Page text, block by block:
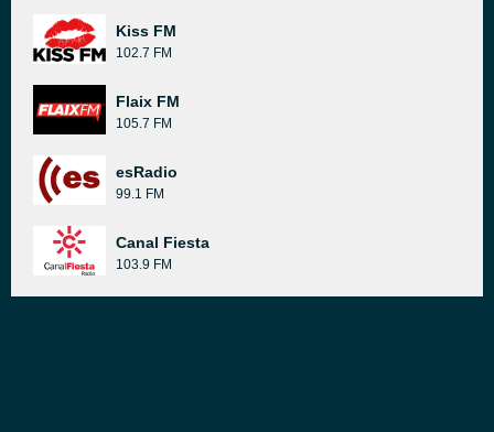
Kiss FM
102.7 FM
Flaix FM
105.7 FM
esRadio
99.1 FM
Canal Fiesta
103.9 FM